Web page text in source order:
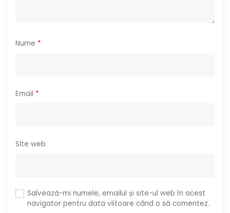
e
Nume *
Email *
Site web
Salvează-mi numele, emailul și site-ul web în acest
navigator pentru data viitoare când o să comentez.